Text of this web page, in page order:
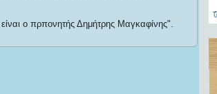
ο πρπονητής Δημήτρης Μαγκαφίνης